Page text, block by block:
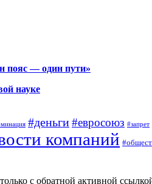
пояс — один пути»
науке
#деньги#евросоюз #запрет
компаний
с обратной активной